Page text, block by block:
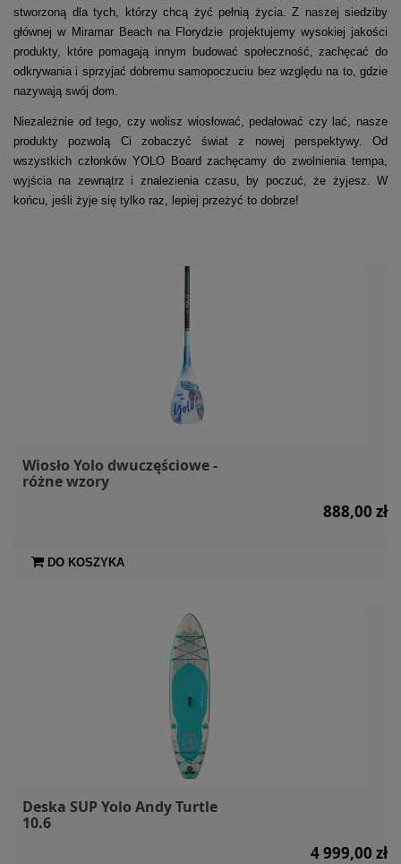
stworzoną dla tych, którzy chcą żyć pełnią życia. Z naszej siedziby
głównej w Miramar Beach na Florydzie projektujemy wysokiej jakości
produkty, które pomagają innym budować społeczność, zachęcać do
odkrywania i sprzyjać dobremu samopoczuciu bez względu na to, gdzie
nazywają swój dom.
Niezależnie od tego, czy wolisz wiosłować, pedałować czy lać, nasze
produkty pozwolą Ci zobaczyć świat z nowej perspektywy. Od
wszystkich członków YOLO Board zachęcamy do zwolnienia tempa,
wyjścia na zewnątrz i znalezienia czasu, by poczuć, że żyjesz. W
końcu, jeśli żyje się tylko raz, lepiej przeżyć to dobrze!
Wiosło Yolo dwuczęściowe -
różne wzory
888,00 zł
DO KOSZYKA
Deska SUP Yolo Andy Turtle
10.6
4 999,00 zł